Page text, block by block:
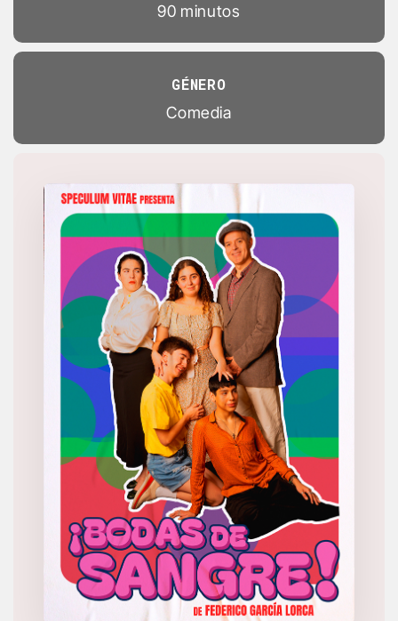
90 minutos
GÉNERO
Comedia